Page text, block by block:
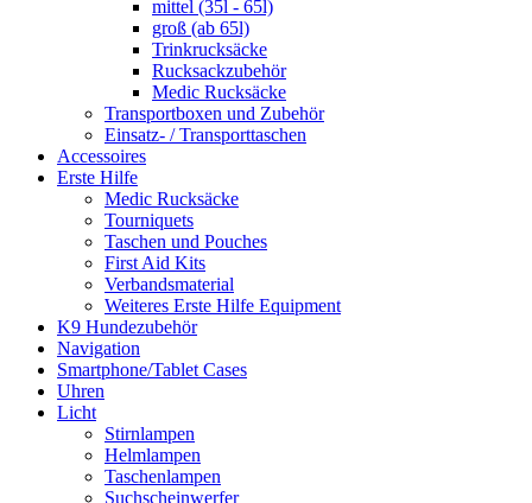
mittel (35l - 65l)
groß (ab 65l)
Trinkrucksäcke
Rucksackzubehör
Medic Rucksäcke
Transportboxen und Zubehör
Einsatz- / Transporttaschen
Accessoires
Erste Hilfe
Medic Rucksäcke
Tourniquets
Taschen und Pouches
First Aid Kits
Verbandsmaterial
Weiteres Erste Hilfe Equipment
K9 Hundezubehör
Navigation
Smartphone/Tablet Cases
Uhren
Licht
Stirnlampen
Helmlampen
Taschenlampen
Suchscheinwerfer